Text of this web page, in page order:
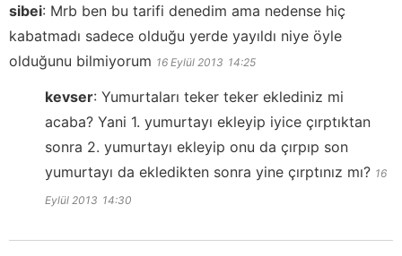
sibei: Mrb ben bu tarifi denedim ama nedense hiç
kabatmadı sadece olduğu yerde yayıldı niye öyle
olduğunu bilmiyorum 16 Eylül 2013 14:25
kevser: Yumurtaları teker teker eklediniz mi
acaba? Yani 1. yumurtayı ekleyip iyice çırptıktan
sonra 2. yumurtayı ekleyip onu da çırpıp son
yumurtayı da ekledikten sonra yine çırptınız mı? 16
Eylül 2013 14:30